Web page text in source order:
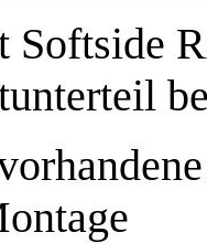
Softside